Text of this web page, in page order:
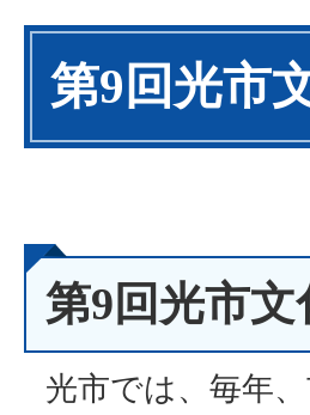
第9回光市
第9回光市
光市では、毎年